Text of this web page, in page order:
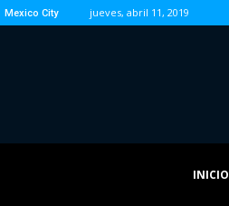
Mexico City jueves, abril 11, 2019
INICIO